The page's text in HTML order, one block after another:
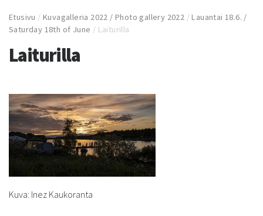
Etusivu /Kuvagalleria 2022 / Photo gallery 2022 /Lauantai 18.6. /
Saturday 18th of June / Laiturilla
Laiturilla
Kuva: Inez Kaukoranta